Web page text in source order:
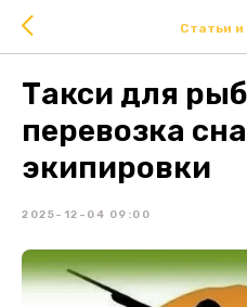
Статьи и
Такси для
перевозка
экипировки
2025-12-04 09:00